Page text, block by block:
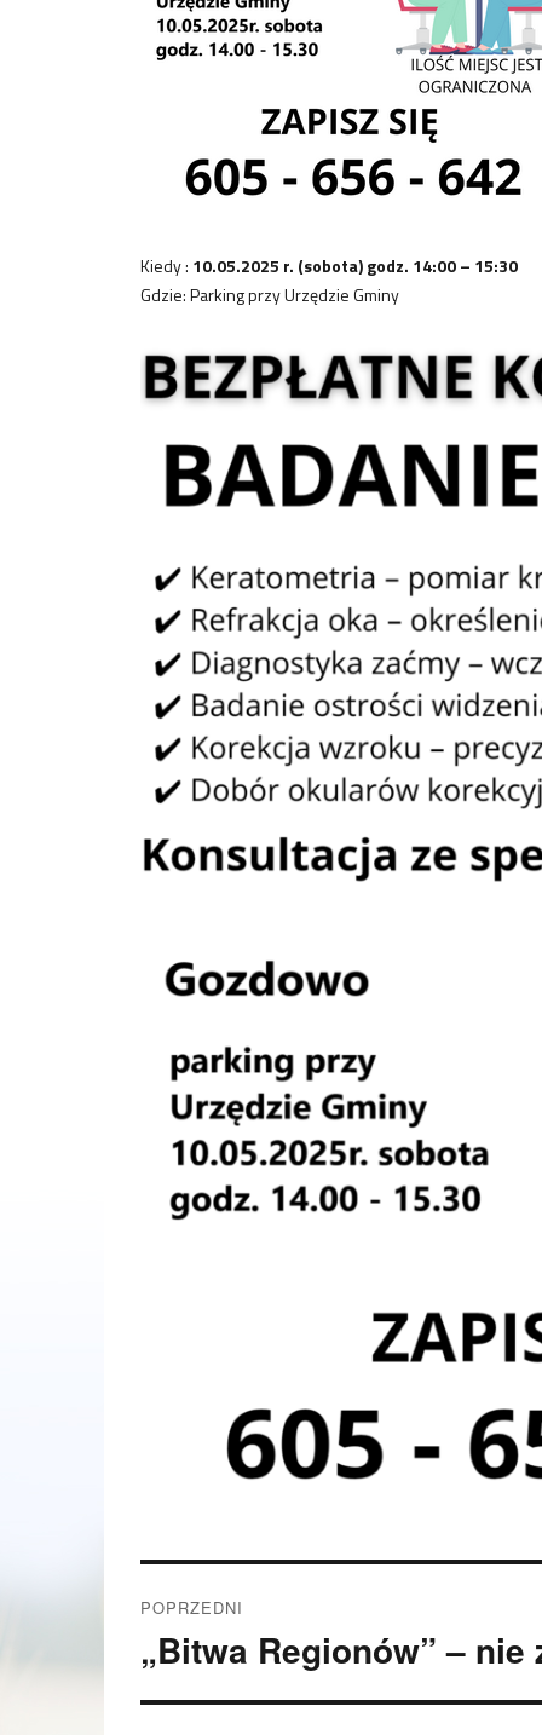
Kiedy : 10.05.2025 r. (sobota) godz. 14:00 – 15:30
Gdzie: Parking przy Urzędzie Gminy
wpisu
POPRZEDNI
Poprzedni
wpis:
„Bitwa Regionów” –